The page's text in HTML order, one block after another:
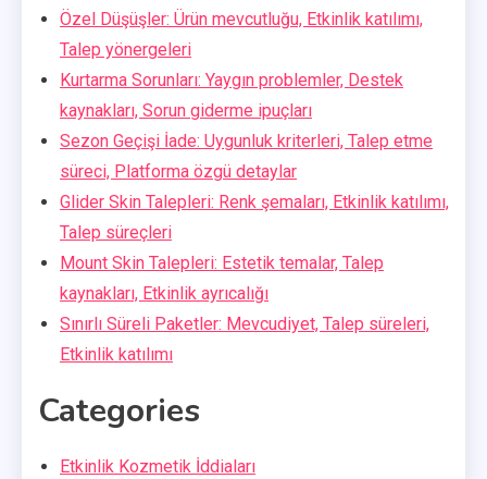
Özel Düşüşler: Ürün mevcutluğu, Etkinlik katılımı,
Talep yönergeleri
Kurtarma Sorunları: Yaygın problemler, Destek
kaynakları, Sorun giderme ipuçları
Sezon Geçişi İade: Uygunluk kriterleri, Talep etme
süreci, Platforma özgü detaylar
Glider Skin Talepleri: Renk şemaları, Etkinlik katılımı,
Talep süreçleri
Mount Skin Talepleri: Estetik temalar, Talep
kaynakları, Etkinlik ayrıcalığı
Sınırlı Süreli Paketler: Mevcudiyet, Talep süreleri,
Etkinlik katılımı
Categories
Etkinlik Kozmetik İddiaları